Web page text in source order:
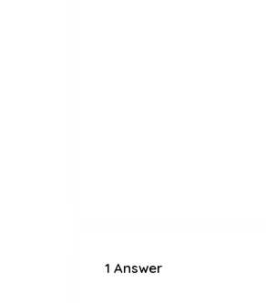
1 Answer